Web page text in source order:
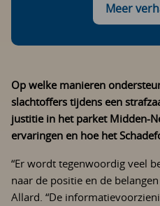
Meer
Op welke manieren
slachtoffers tijdens een
justitie in het parket Midden-
ervaringen en hoe het
“Er wordt tegenwoordig veel
naar de positie en de
Allard. “De